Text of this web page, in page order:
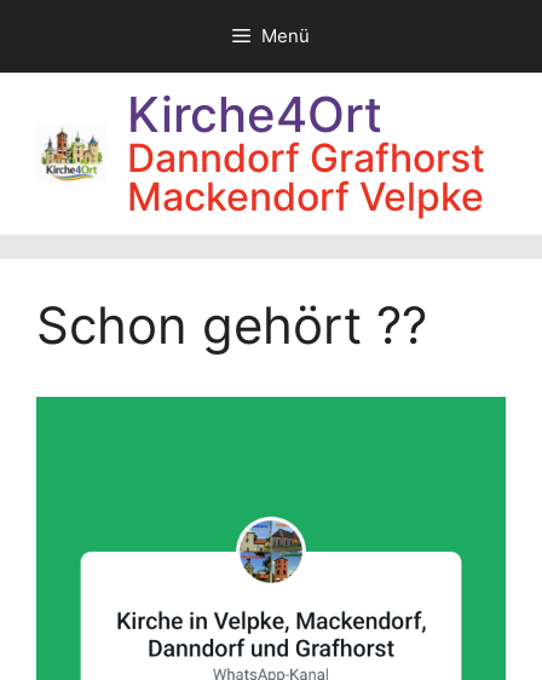
springen
Menü
Kirche4Ort
Danndorf Grafhorst
Mackendorf Velpke
Schon gehört ??